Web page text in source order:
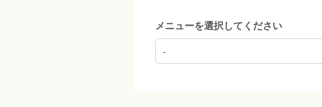
メニューを選択してください
-